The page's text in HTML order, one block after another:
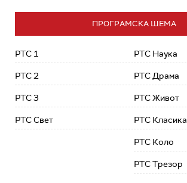
ПРОГРАМСКА ШЕМА
РТС 1
РТС 2
РТС 3
РТС Свет
РТС Наука
РТС Драма
РТС Живот
РТС Класика
РТС Коло
РТС Трезор